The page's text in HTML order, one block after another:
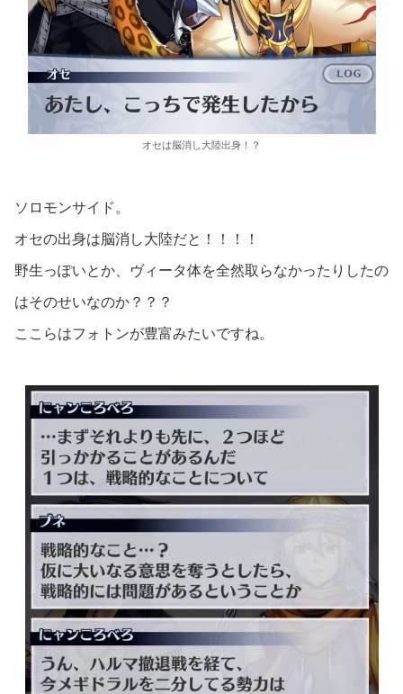
オセは脳消し大陸出身！？
ソロモンサイド。
オセの出身は脳消し大陸だと！！！！
野生っぽいとか、ヴィータ体を全然取らなかったりしたの
はそのせいなのか？？？
ここらはフォトンが豊富みたいですね。